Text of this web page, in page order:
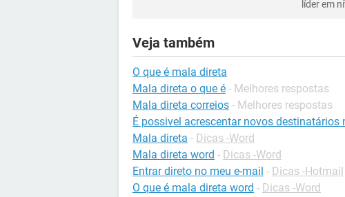
líder em
Veja também
O que é mala direta
Mala direta o que é - Melhores respostas
Mala direta correios - Melhores respostas
É possivel acrescentar novos destinatários
Mala direta - Dicas -Word
Mala direta word - Dicas -Word
Entrar direto no meu e-mail - Dicas -Hotmail
O que é mala direta word - Dicas -Word